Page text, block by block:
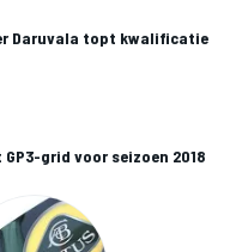
Daruvala topt kwalificatie
grid voor seizoen 2018